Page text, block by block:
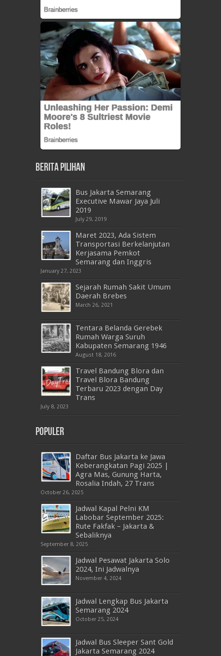
Berita Pilihan
Bus Jakarta Semarang
Executive Mawar Jaya Juli
2019
July 29, 2019
Maret 2023, Ada Sistem
Transportasi Berkelanjutan
Kerjasama Pemkot
Semarang dan Inggris
January 27, 2023
Sejarah Rumah Sakit Umum
Daerah Brebes
March 26, 2021
Tentara Belanda Gerebek
Rumah Warga Suruh
Kabupaten Semarang 1946
August 18, 2016
Travel Bandung Blora dan
Travel Blora Bandung
Terbaru 2023 dengan Day
Trans
July 8, 2023
Populer
Daftar Bus Jakarta ke Jawa
Keberangkatan Pagi 2025 |
Agra Mas, Gunung Harta,
Rosalia Indah, 27 Trans
October 26, 2025
Jadwal Kapal Pelni KM
Labobar September 2025:
Rute Fakfak – Jakarta &
Sebaliknya
September 8, 2025
Jadwal Pesawat Jakarta Solo
2024, Ini Jadwalnya
November 4, 2024
Jadwal Lengkap Bus Jakarta
Semarang 2024
October 25, 2024
Jadwal Bus Sleeper Sant Gold
Jakarta Semarang 2024